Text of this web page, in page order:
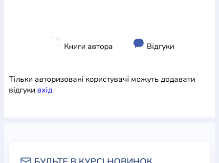
Книги автора Відгуки
Тільки авторизовані користувачі можуть додавати
відгуки вхiд